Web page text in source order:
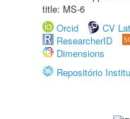
title: MS-6
Orcid
CV
ResearcherID
Dimensions
Repositório